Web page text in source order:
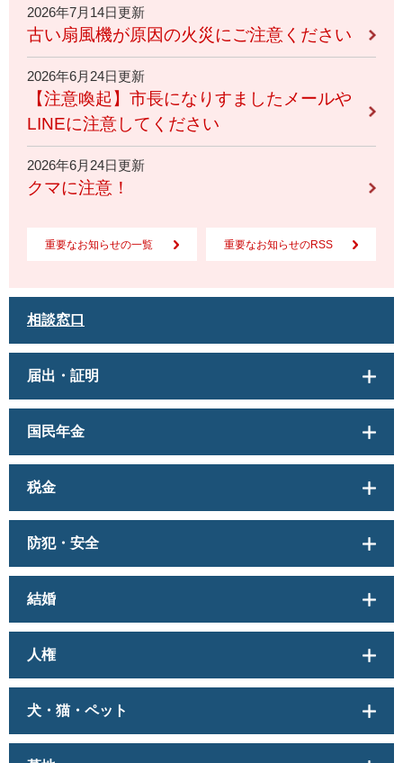
2026年7月14日更新
古い扇風機が原因の火災にご注意ください
2026年6月24日更新
【注意喚起】市長になりすましたメールや
LINEに注意してください
2026年6月24日更新
クマに注意！
重要なお知らせの一覧 重要なお知らせのRSS
相談窓口
届出・証明
国民年金
税金
防犯・安全
結婚
人権
犬・猫・ペット